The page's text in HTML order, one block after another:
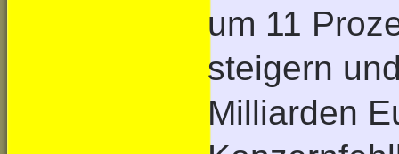
um 11
steigern
Milliarden